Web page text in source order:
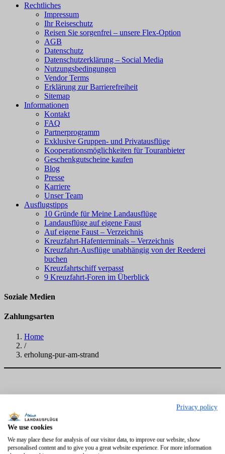
Rechtliches
Impressum
Ihr Reiseschutz
Reisen Sie sorgenfrei – unsere Flex-Option
AGB
Datenschutz
Datenschutzerklärung – Social Media
Nutzungsbedingungen
Vendor Terms
Erklärung zur Barrierefreiheit
Sitemap
Informationen
Kontakt
FAQ
Partnerprogramm
Exklusive Gruppen- und Privatausflüge
Kooperationsmöglichkeiten für Touranbieter
Geschenkgutscheine kaufen
Blog
Presse
Karriere
Unser Team
Ausflugstipps
10 Gründe für Meine Landausflüge
Landausflüge auf eigene Faust
Auf eigene Faust – Verzeichnis
Kreuzfahrt-Hafenterminals – Verzeichnis
Kreuzfahrt-Ausflüge unabhängig von der Reederei
buchen
Kreuzfahrtschiff verpasst
9 Kreuzfahrt-Foren im Überblick
Soziale Medien
Zahlungsarten
Home
/
erholung-pur-am-strand
Privacy policy
We use cookies
We may place these for analysis of our visitor data, to improve our website, show
personalised content and to give you a great website experience. For more information